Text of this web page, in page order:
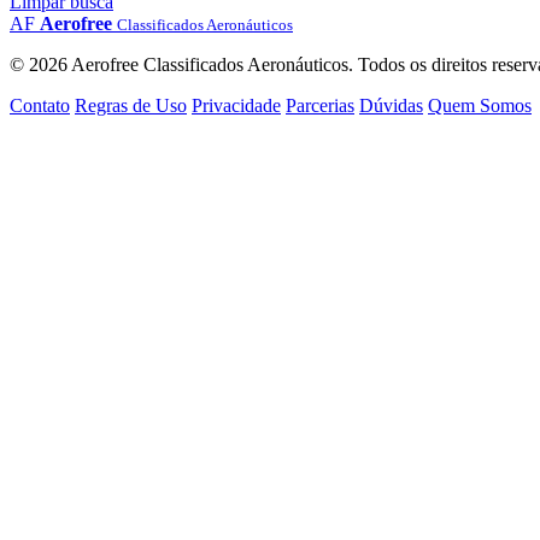
AF Aerofree Classificados Aeronáuticos
© 2026 Aerofree Classificados Aeronáuticos. Todos os direitos
Contato Regras de Uso Privacidade Parcerias Dúvidas Quem Somos